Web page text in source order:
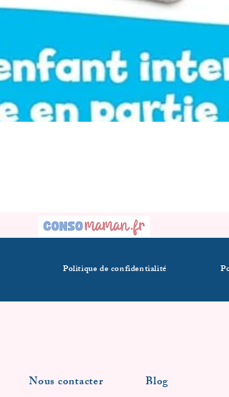
Politique de confidentialité
Nous contacter Blog